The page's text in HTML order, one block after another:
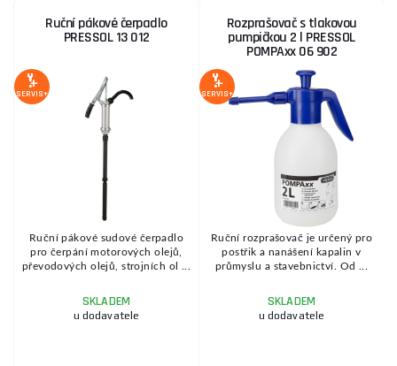
Ruční pákové čerpadlo
PRESSOL 13 012
SERVIS+
Ruční pákové sudové čerpadlo
pro čerpání motorových olejů,
převodových olejů, strojních ol ...
SKLADEM
u dodavatele
Rozprašovač s tlakovou
pumpičkou 2 l PRESSOL
POMPAxx 06 902
SERVIS+
Ruční rozprašovač je určený pro
postřik a nanášení kapalin v
průmyslu a stavebnictví. Od ...
SKLADEM
u dodavatele